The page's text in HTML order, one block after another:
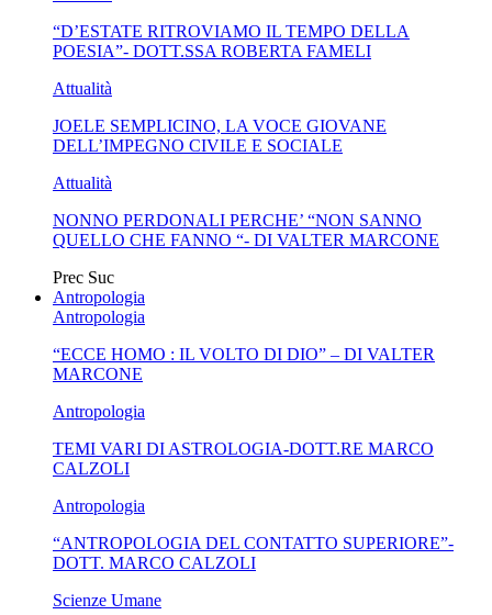
CIVILE E SOCIALE
“D’ESTATE RITROVIAMO IL TEMPO DELLA
POESIA”- DOTT.SSA ROBERTA FAMELI
Attualità
JOELE SEMPLICINO, LA VOCE GIOVANE
DELL’IMPEGNO CIVILE E SOCIALE
Attualità
NONNO PERDONALI PERCHE’ “NON SANNO
QUELLO CHE FANNO “- DI VALTER MARCONE
Prec Suc
Antropologia
Antropologia
“ECCE HOMO : IL VOLTO DI DIO” – DI VALTER
MARCONE
Antropologia
TEMI VARI DI ASTROLOGIA-DOTT.RE MARCO
CALZOLI
Antropologia
“ANTROPOLOGIA DEL CONTATTO SUPERIORE”-
DOTT. MARCO CALZOLI
Scienze Umane